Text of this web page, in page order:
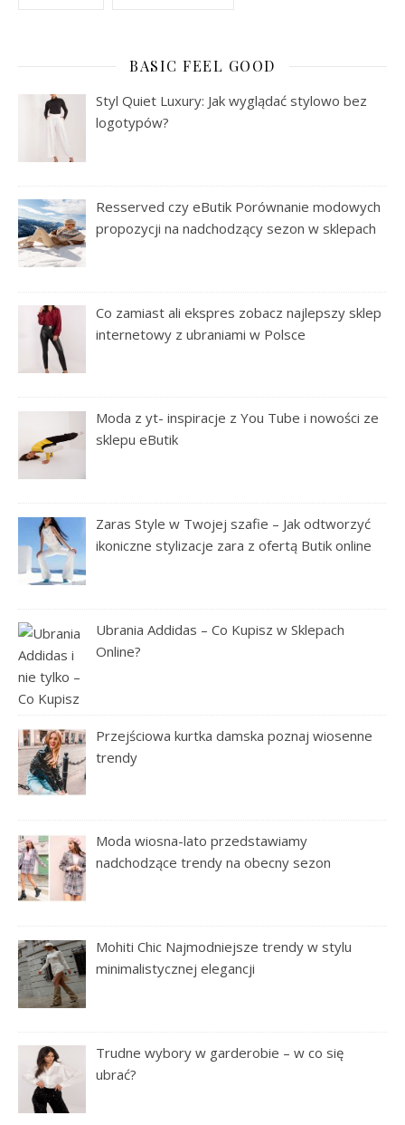
BASIC FEEL GOOD
Styl Quiet Luxury: Jak wyglądać stylowo bez
logotypów?
Resserved czy eButik Porównanie modowych
propozycji na nadchodzący sezon w sklepach
Co zamiast ali ekspres zobacz najlepszy sklep
internetowy z ubraniami w Polsce
Moda z yt- inspiracje z You Tube i nowości ze
sklepu eButik
Zaras Style w Twojej szafie – Jak odtworzyć
ikoniczne stylizacje zara z ofertą Butik online
Ubrania Addidas – Co Kupisz w Sklepach
Online?
Przejściowa kurtka damska poznaj wiosenne
trendy
Moda wiosna-lato przedstawiamy
nadchodzące trendy na obecny sezon
Mohiti Chic Najmodniejsze trendy w stylu
minimalistycznej elegancji
Trudne wybory w garderobie – w co się
ubrać?